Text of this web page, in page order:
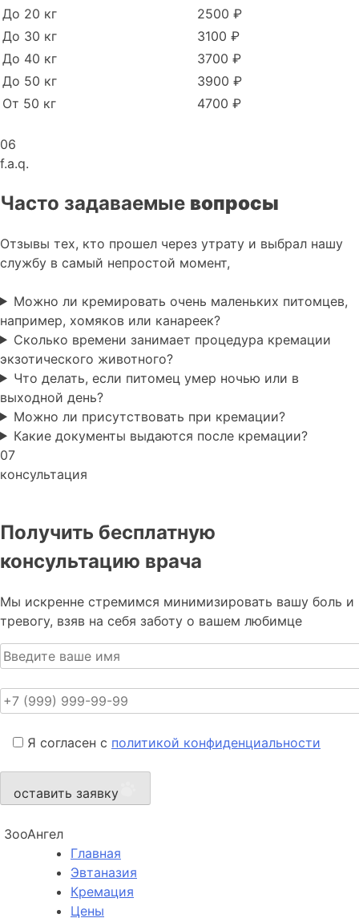
До 20 кг
2500 ₽
До 30 кг
3100 ₽
До 40 кг
3700 ₽
До 50 кг
3900 ₽
От 50 кг
4700 ₽
06
f.a.q.
Часто задаваемые вопросы
Отзывы тех, кто прошел через утрату и выбрал нашу
службу в самый непростой момент,
Можно ли кремировать очень маленьких питомцев,
например, хомяков или канареек?
Сколько времени занимает процедура кремации
экзотического животного?
Что делать, если питомец умер ночью или в
выходной день?
Можно ли присутствовать при кремации?
Какие документы выдаются после кремации?
07
консультация
Получить бесплатную
консультацию врача
Мы искренне стремимся минимизировать вашу боль и
тревогу, взяв на себя заботу о вашем любимце
Я согласен с политикой конфиденциальности
оставить заявку
ЗооАнгел
Главная
Эвтаназия
Кремация
Цены